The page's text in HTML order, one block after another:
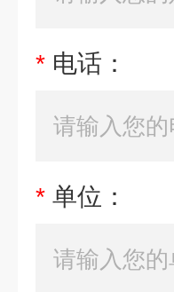
* 电话：
* 单位：